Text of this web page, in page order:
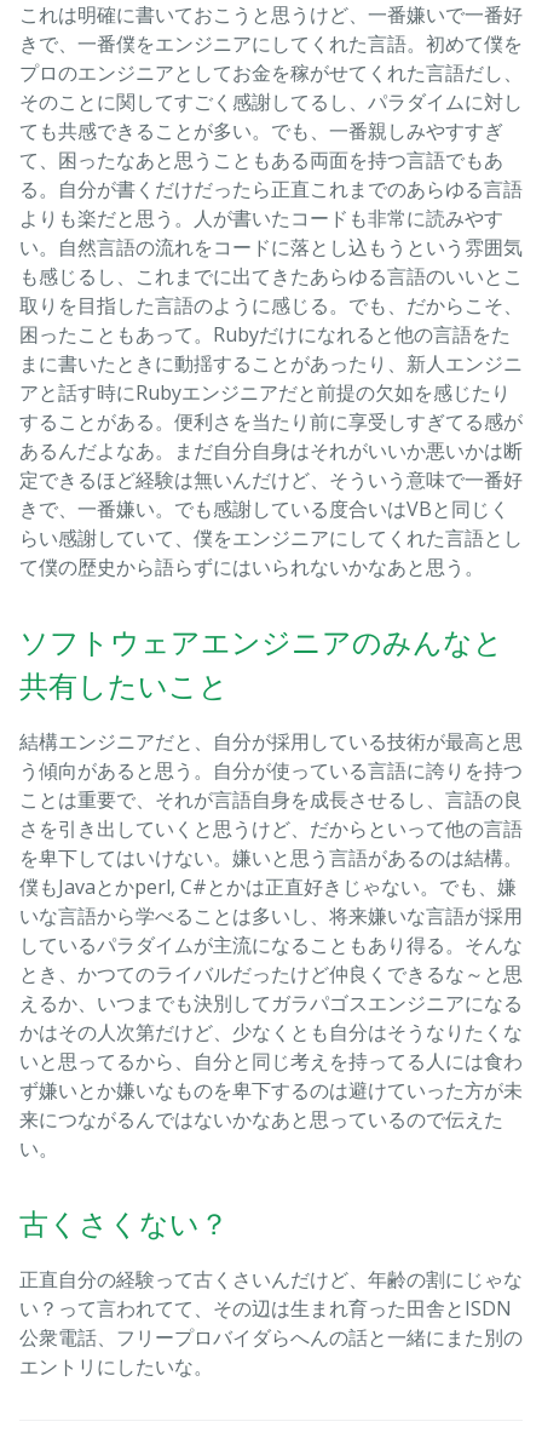
これは明確に書いておこうと思うけど、一番嫌いで一番好
きで、一番僕をエンジニアにしてくれた言語。初めて僕を
プロのエンジニアとしてお金を稼がせてくれた言語だし、
そのことに関してすごく感謝してるし、パラダイムに対し
ても共感できることが多い。でも、一番親しみやすすぎ
て、困ったなあと思うこともある両面を持つ言語でもあ
る。自分が書くだけだったら正直これまでのあらゆる言語
よりも楽だと思う。人が書いたコードも非常に読みやす
い。自然言語の流れをコードに落とし込もうという雰囲気
も感じるし、これまでに出てきたあらゆる言語のいいとこ
取りを目指した言語のように感じる。でも、だからこそ、
困ったこともあって。Rubyだけになれると他の言語をた
まに書いたときに動揺することがあったり、新人エンジニ
アと話す時にRubyエンジニアだと前提の欠如を感じたり
することがある。便利さを当たり前に享受しすぎてる感が
あるんだよなあ。まだ自分自身はそれがいいか悪いかは断
定できるほど経験は無いんだけど、そういう意味で一番好
きで、一番嫌い。でも感謝している度合いはVBと同じく
らい感謝していて、僕をエンジニアにしてくれた言語とし
て僕の歴史から語らずにはいられないかなあと思う。
ソフトウェアエンジニアのみんなと
共有したいこと
結構エンジニアだと、自分が採用している技術が最高と思
う傾向があると思う。自分が使っている言語に誇りを持つ
ことは重要で、それが言語自身を成長させるし、言語の良
さを引き出していくと思うけど、だからといって他の言語
を卑下してはいけない。嫌いと思う言語があるのは結構。
僕もJavaとかperl, C#とかは正直好きじゃない。でも、嫌
いな言語から学べることは多いし、将来嫌いな言語が採用
しているパラダイムが主流になることもあり得る。そんな
とき、かつてのライバルだったけど仲良くできるな～と思
えるか、いつまでも決別してガラパゴスエンジニアになる
かはその人次第だけど、少なくとも自分はそうなりたくな
いと思ってるから、自分と同じ考えを持ってる人には食わ
ず嫌いとか嫌いなものを卑下するのは避けていった方が未
来につながるんではないかなあと思っているので伝えた
い。
古くさくない？
正直自分の経験って古くさいんだけど、年齢の割にじゃな
い？って言われてて、その辺は生まれ育った田舎とISDN
公衆電話、フリープロバイダらへんの話と一緒にまた別の
エントリにしたいな。